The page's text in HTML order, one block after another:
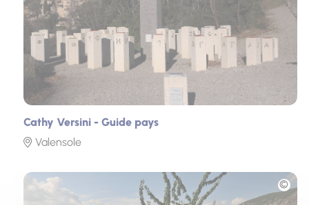
Cathy Versini - Guide pays
Valensole
Photo